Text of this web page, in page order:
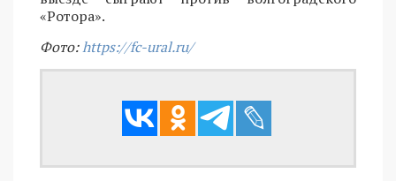
«Ротора».
Фото:https://fc-ural.ru/